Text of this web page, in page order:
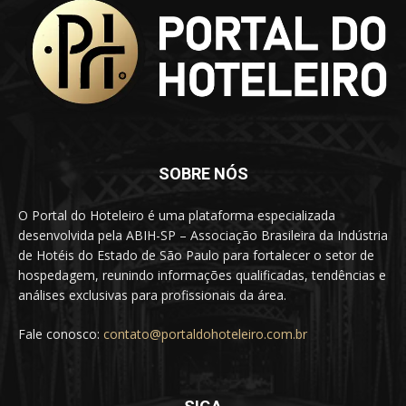
SOBRE NÓS
O Portal do Hoteleiro é uma plataforma especializada
desenvolvida pela ABIH-SP – Associação Brasileira da Indústria
de Hotéis do Estado de São Paulo para fortalecer o setor de
hospedagem, reunindo informações qualificadas, tendências e
análises exclusivas para profissionais da área.
Fale conosco: contato@portaldohoteleiro.com.br